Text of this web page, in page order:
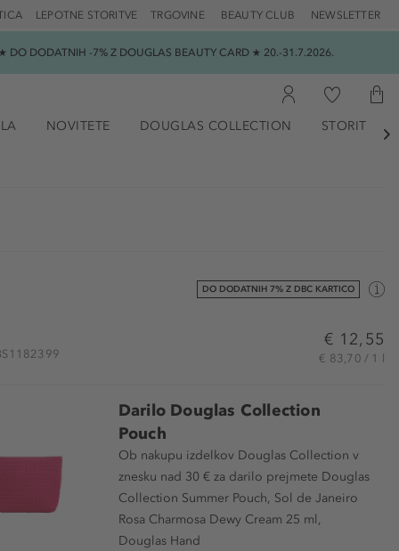
TRGOVINE BEAUTY CLUB NEWSLETTER
LEPOTNE STORITVE
DO DODATNIH -7% Z DOUGLAS BEAUTY CARD ★ 20.-31.7.2026.
NOVITETE DOUGLAS COLLECTION STORITVE

DO DODATNIH 7% Z DBC KARTICO
€ 12,55
€ 83,70 / 1 l
Darilo Douglas Collection
Pouch
Ob nakupu izdelkov Douglas Collection v
znesku nad 30 € za darilo prejmete Douglas
Collection Summer Pouch, Sol de Janeiro
Rosa Charmosa Dewy Cream 25 ml,
Douglas Hand